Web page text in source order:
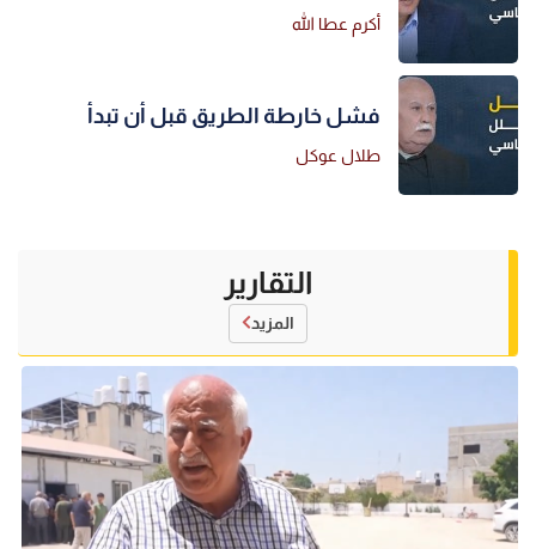
أكرم عطا الله
فشل خارطة الطريق قبل أن تبدأ
طلال عوكل
التقارير
المزيد